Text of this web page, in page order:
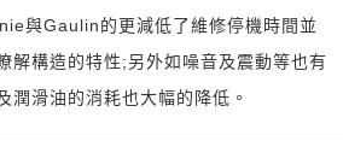
與Gaulin的更減低了維修停機時間並
解構造的特性;另外如噪音及震動等也有
潤滑油的消耗也大幅的降低。